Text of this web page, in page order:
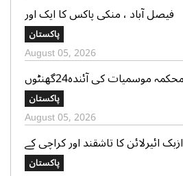
فیصل آباد ، منکی پاکس کا ایک اور
مریض سامنے آگیا، کنفرم کیسزکی
تعداد17 ہوگئی پاکستان
August 05, 2026
محکمہ موسمیات کی آئندہ24گھنٹوں
میںملک کے مختلف حصوں میں بارش
کی پیش گوئی
پاکستان
August 05, 2026
ازبک ائیرلائن کا تاشقند اور کراچی کے
درمیان ہفتہ وار 4 براہ راست پروازوں کا
پاکستان